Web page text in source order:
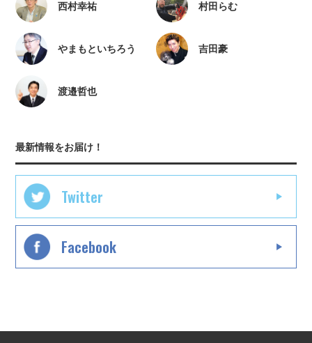
西村幸祐 村田らむ
やまもといちろう 吉田豪
渡邉哲也
最新情報をお届け！
Twitter
Facebook